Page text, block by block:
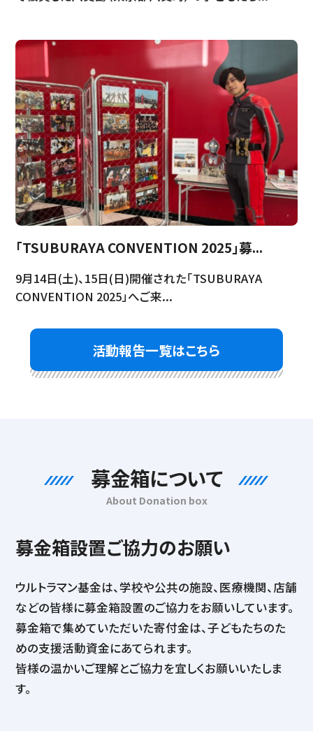
「TSUBURAYA CONVENTION 2025」募...
9月14日(土)、15日(日)開催された「TSUBURAYA
CONVENTION 2025」へご来...
活動報告一覧はこちら
募金箱について
About Donation box
募金箱設置ご協力のお願い
ウルトラマン基金は、学校や公共の施設、医療機関、店舗
などの皆様に募金箱設置のご協力をお願いしています。
募金箱で集めていただいた寄付金は、子どもたちのた
めの支援活動資金にあてられます。
皆様の温かいご理解とご協力を宜しくお願いいたしま
す。